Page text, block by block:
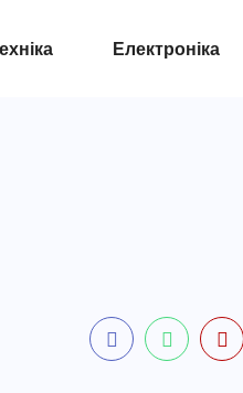
Електроніка